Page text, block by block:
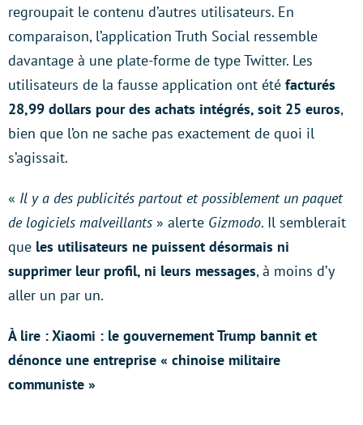
regroupait le contenu d’autres utilisateurs. En
comparaison, l’application Truth Social ressemble
davantage à une plate-forme de type Twitter. Les
utilisateurs de la fausse application ont été facturés
28,99 dollars pour des achats intégrés, soit 25 euros,
bien que l’on ne sache pas exactement de quoi il
s’agissait.
« Il y a des publicités partout et possiblement un paquet
de logiciels malveillants » alerte Gizmodo. Il semblerait
que les utilisateurs ne puissent désormais ni
supprimer leur profil, ni leurs messages, à moins d’y
aller un par un.
À lire : Xiaomi : le gouvernement Trump bannit et
dénonce une entreprise « chinoise militaire
communiste »